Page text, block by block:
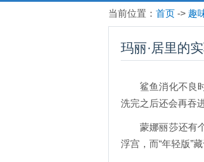
当前位置 ： 首页 -> 趣
玛丽·居里的
鲨鱼消化不良
洗完之后还会再吞
蒙娜丽莎还有
浮宫，而“年轻版”